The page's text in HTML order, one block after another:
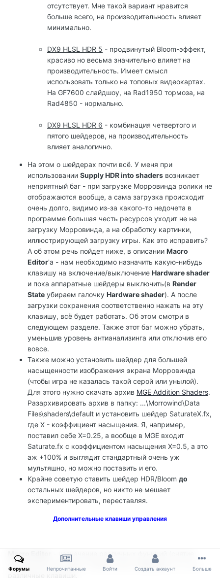
отсутствует. Мне такой вариант нравится
больше всего, на производительность влияет
минимально.
DX9 HLSL HDR 5 - продвинутый Bloom-эффект,
красиво но весьма значительно влияет на
производительность. Имеет смысл
использовать только на топовых видеокартах.
На GF7600 слайдшоу, на Rad1950 тормоза, на
Rad4850 - нормально.
DX9 HLSL HDR 6 - комбинация четвертого и
пятого шейдеров, на производительность
влияет аналогично.
На этом о шейдерах почти всё. У меня при
использовании Supply HDR into shaders возникает
неприятный баг - при загрузке Морровинда ролики не
отображаются вообще, а сама загрузка происходит
очень долго, видимо из-за какого-то недочета в
программе большая честь ресурсов уходит не на
загрузку Морровинда, а на обработку картинки,
иллюстрирующей загрузку игры. Как это исправить?
А об этом речь пойдет ниже, в описании Macro
Editor'a - нам необходимо назначить какую-нибудь
клавишу на включение/выключение Hardware shader
и пока аппаратные шейдеры выключить(в Render
State убираем галочку Hardware shader). А после
загрузки сохранения соответственно нажать на эту
клавишу, всё будет работать. Об этом смотри в
следующем разделе. Также этот баг можно убрать,
уменьшив уровень антианализинга или отключив его
вовсе.
Также можно установить шейдер для большей
насыщенности изображения экрана Морровинда
(чтобы игра не казалась такой серой или унылой).
Для этого нужно скачать архив MGE Addition Shaders.
Разархивировать архив в папку: ...\Morrowind\Data
Files\shaders\default и установить шейдер SaturateX.fx,
где X - коэффициент насыщения. Я, например,
поставил себе X=0.25, а вообще в MGE входит
Saturate.fx c коэффициентом насыщения X=0.5, а это
аж +100% и выглядит стандартный очень уж
мультяшно, но можно поставить и его.
Крайне советую ставить шейдер HDR/Bloom до
остальных шейдеров, но никто не мешает
экспериментировать, переставляя.
Дополнительные клавиши управления
Macro Editor
- назначение различных функций (снятие
скриншотов, вкл./выкл. Distant Land, шейдеров и т.п.) на
Форумы Непрочитанные Войти Создать аккаунт Больше